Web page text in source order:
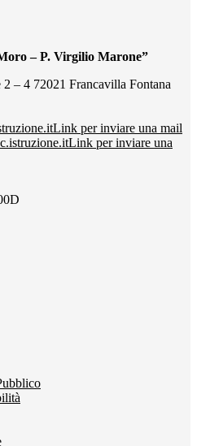
– P. Virgilio Marone”
– 4 72021 Francavilla Fontana
Link per inviare una mail
Link per inviare una